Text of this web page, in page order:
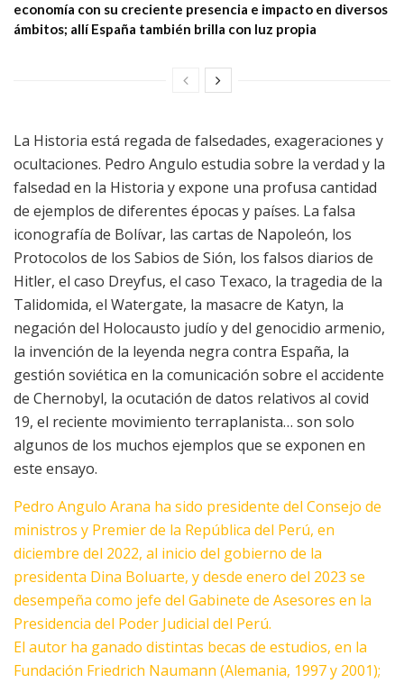
economía con su creciente presencia e impacto en diversos
ámbitos; allí España también brilla con luz propia
La Historia está regada de falsedades, exageraciones y
ocultaciones. Pedro Angulo estudia sobre la verdad y la
falsedad en la Historia y expone una profusa cantidad
de ejemplos de diferentes épocas y países. La falsa
iconografía de Bolívar, las cartas de Napoleón, los
Protocolos de los Sabios de Sión, los falsos diarios de
Hitler, el caso Dreyfus, el caso Texaco, la tragedia de la
Talidomida, el Watergate, la masacre de Katyn, la
negación del Holocausto judío y del genocidio armenio,
la invención de la leyenda negra contra España, la
gestión soviética en la comunicación sobre el accidente
de Chernobyl, la ocutación de datos relativos al covid
19, el reciente movimiento terraplanista… son solo
algunos de los muchos ejemplos que se exponen en
este ensayo.
Pedro Angulo Arana ha sido presidente del Consejo de
ministros y Premier de la República del Perú, en
diciembre del 2022, al inicio del gobierno de la
presidenta Dina Boluarte, y desde enero del 2023 se
desempeña como jefe del Gabinete de Asesores en la
Presidencia del Poder Judicial del Perú.
El autor ha ganado distintas becas de estudios, en la
Fundación Friedrich Naumann (Alemania, 1997 y 2001);